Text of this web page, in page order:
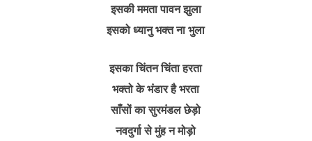
इसकी ममता पावन झुला
इसको ध्यानु भक्त ना भुला
इसका चिंतन चिंता हरता
भक्तो के भंडार है भरता
साँसों का सुरमंडल छेड़ो
नवदुर्गा से मुंह न मोड़ो